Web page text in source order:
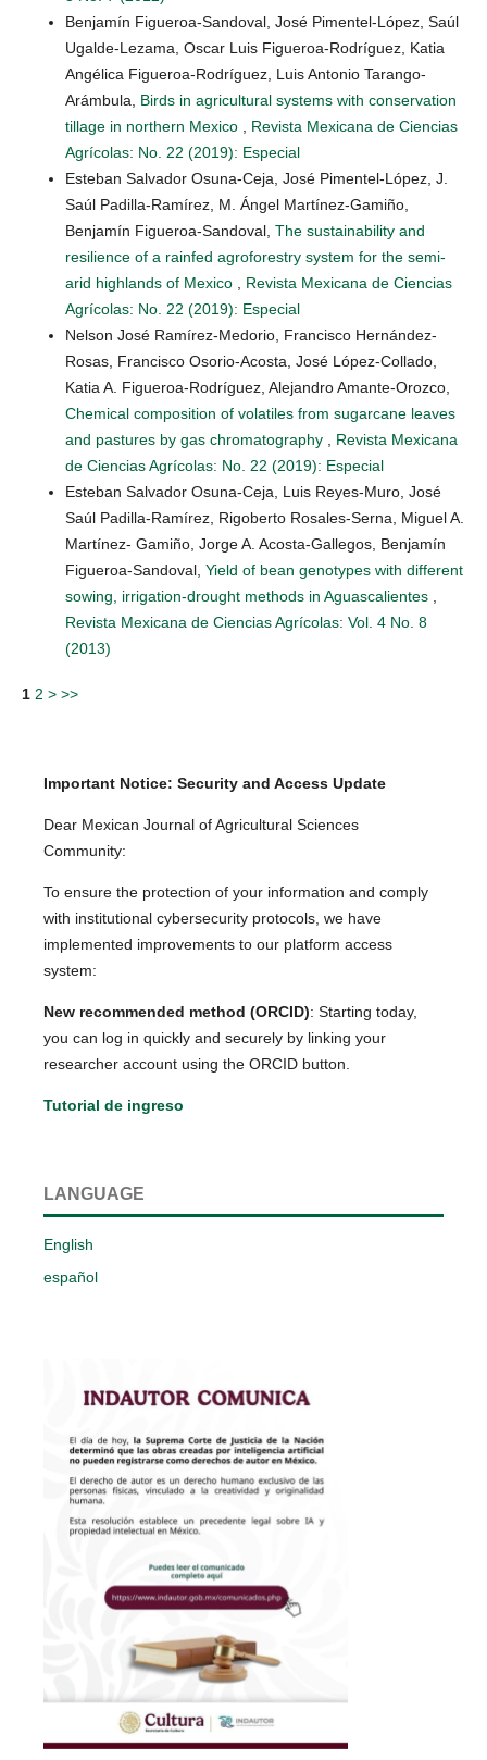
Benjamín Figueroa-Sandoval, José Pimentel-López, Saúl
Ugalde-Lezama, Oscar Luis Figueroa-Rodríguez, Katia
Angélica Figueroa-Rodríguez, Luis Antonio Tarango-
Arámbula, Birds in agricultural systems with conservation
tillage in northern Mexico , Revista Mexicana de Ciencias
Agrícolas: No. 22 (2019): Especial
Esteban Salvador Osuna-Ceja, José Pimentel-López, J.
Saúl Padilla-Ramírez, M. Ángel Martínez-Gamiño,
Benjamín Figueroa-Sandoval, The sustainability and
resilience of a rainfed agroforestry system for the semi-
arid highlands of Mexico , Revista Mexicana de Ciencias
Agrícolas: No. 22 (2019): Especial
Nelson José Ramírez-Medorio, Francisco Hernández-
Rosas, Francisco Osorio-Acosta, José López-Collado,
Katia A. Figueroa-Rodríguez, Alejandro Amante-Orozco,
Chemical composition of volatiles from sugarcane leaves
and pastures by gas chromatography , Revista Mexicana
de Ciencias Agrícolas: No. 22 (2019): Especial
Esteban Salvador Osuna-Ceja, Luis Reyes-Muro, José
Saúl Padilla-Ramírez, Rigoberto Rosales-Serna, Miguel A.
Martínez- Gamiño, Jorge A. Acosta-Gallegos, Benjamín
Figueroa-Sandoval, Yield of bean genotypes with different
sowing, irrigation-drought methods in Aguascalientes ,
Revista Mexicana de Ciencias Agrícolas: Vol. 4 No. 8
(2013)
1 2 > >>
Important Notice: Security and Access Update
Dear Mexican Journal of Agricultural Sciences
Community:
To ensure the protection of your information and comply
with institutional cybersecurity protocols, we have
implemented improvements to our platform access
system:
New recommended method (ORCID): Starting today,
you can log in quickly and securely by linking your
researcher account using the ORCID button.
Tutorial de ingreso
LANGUAGE
English
español